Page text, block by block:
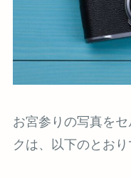
お宮参りの写真を
クは、以下のとおり